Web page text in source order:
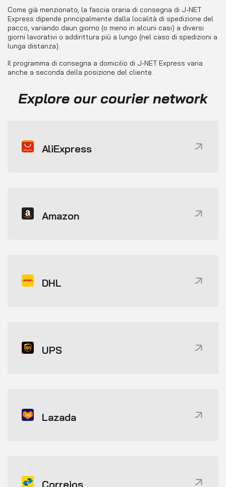
Come già menzionato, la fascia oraria di consegna di J-NET
Express dipende principalmente dalla località di spedizione del
pacco, variando daun giorno (o meno in alcuni casi) a diversi
giorni lavorativi o addirittura più a lungo (nel caso di spedizioni a
lunga distanza).
Il programma di consegna a domicilio di J-NET Express varia
anche a seconda della posizione del cliente.
Explore our courier network
AliExpress
Amazon
DHL
UPS
Lazada
Correios